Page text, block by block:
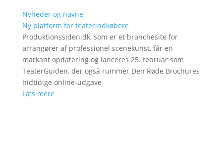
Nyheder og navne
Ny platform for teaterindkøbere
Produktionssiden.dk, som er et branchesite for
arrangører af professionel scenekunst, får en
markant opdatering og lanceres 25. februar som
TeaterGuiden, der også rummer Den Røde Brochures
hidtidige online-udgave
Læs mere